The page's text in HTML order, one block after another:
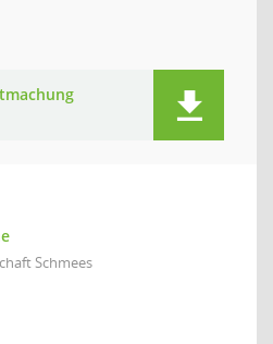
Schmees